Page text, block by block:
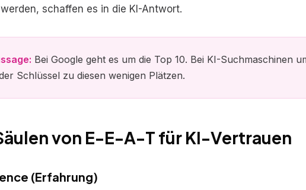
schaffen es in die KI-Antwort.
Bei Google geht es um die Top 10. Bei KI-Suchmaschinen
Schlüssel zu diesen wenigen Plätzen.
von E-E-A-T für KI-Vertrauen
(Erfahrung)